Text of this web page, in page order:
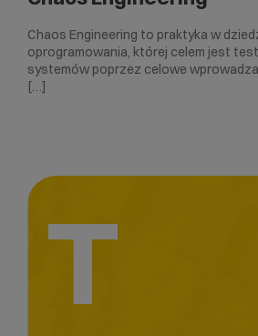
Chaos Engineering to praktyka w
oprogramowania, której celem jest
systemów poprzez celowe
[…]
T